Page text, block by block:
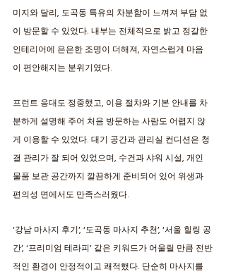
미지와 달리, 도곡동 특유의 차분함이 느껴져 부담 없
이 방문할 수 있었다. 내부는 전체적으로 밝고 정갈한
인테리어에 은은한 조명이 더해져, 자연스럽게 마음
이 편안해지는 분위기였다.
프런트 응대도 정중했고, 이용 절차와 기본 안내를 차
분하게 설명해 주어 처음 방문하는 사람도 어렵지 않
게 이용할 수 있었다. 대기 공간과 관리실 컨디션은 청
결 관리가 잘 되어 있었으며, 수건과 샤워 시설, 개인
물품 보관 공간까지 깔끔하게 준비되어 있어 위생과
편의성 면에서도 만족스러웠다.
‘강남 마사지 후기’, ‘도곡동 마사지 추천’, ‘서울 힐링 공
간’, ‘프리미엄 테라피’ 같은 키워드가 어울릴 만큼 전반
적인 환경이 안정적이고 쾌적했다. 단순히 마사지를